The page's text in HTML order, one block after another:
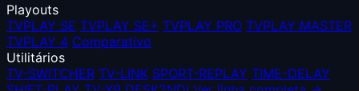
Playouts
TVPLAY SE TVPLAY SE+ TVPLAY PRO TVPLAY MASTER
TVPLAY 4 Comparativo
Utilitários
TV-SWITCHER TV-LINK SPORT-REPLAY TIME-DELAY